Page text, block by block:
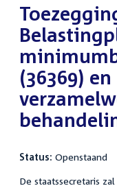
:
(36369) en
Status: Openstaand
De staatssecretaris